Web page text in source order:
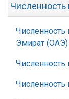
Численность
Численность
Эмират (ОАЭ)
Численность